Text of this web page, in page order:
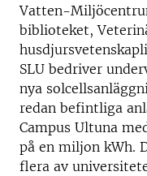
Vatten-
biblioteket,
SLU bedriver
nya
redan befintliga
Campus Ultuna
på en miljon kWh.
flera av